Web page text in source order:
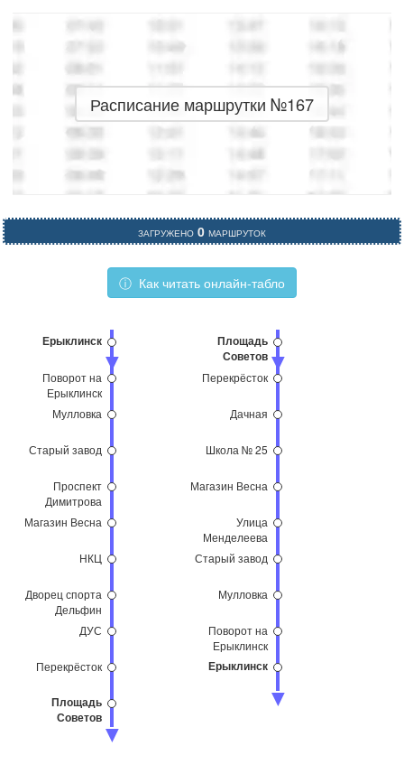
Расписание маршрутки №167
Загружено 0 маршруток
Ерыклинск
Поворот на
Ерыклинск
Мулловка
Старый завод
Проспект
Димитрова
Магазин Весна
НКЦ
Дворец спорта
Дельфин
ДУС
Перекрёсток
Площадь
Советов
Площадь
Советов
Перекрёсток
Дачная
Школа № 25
Магазин Весна
Улица
Менделеева
Старый завод
Мулловка
Поворот на
Ерыклинск
Ерыклинск